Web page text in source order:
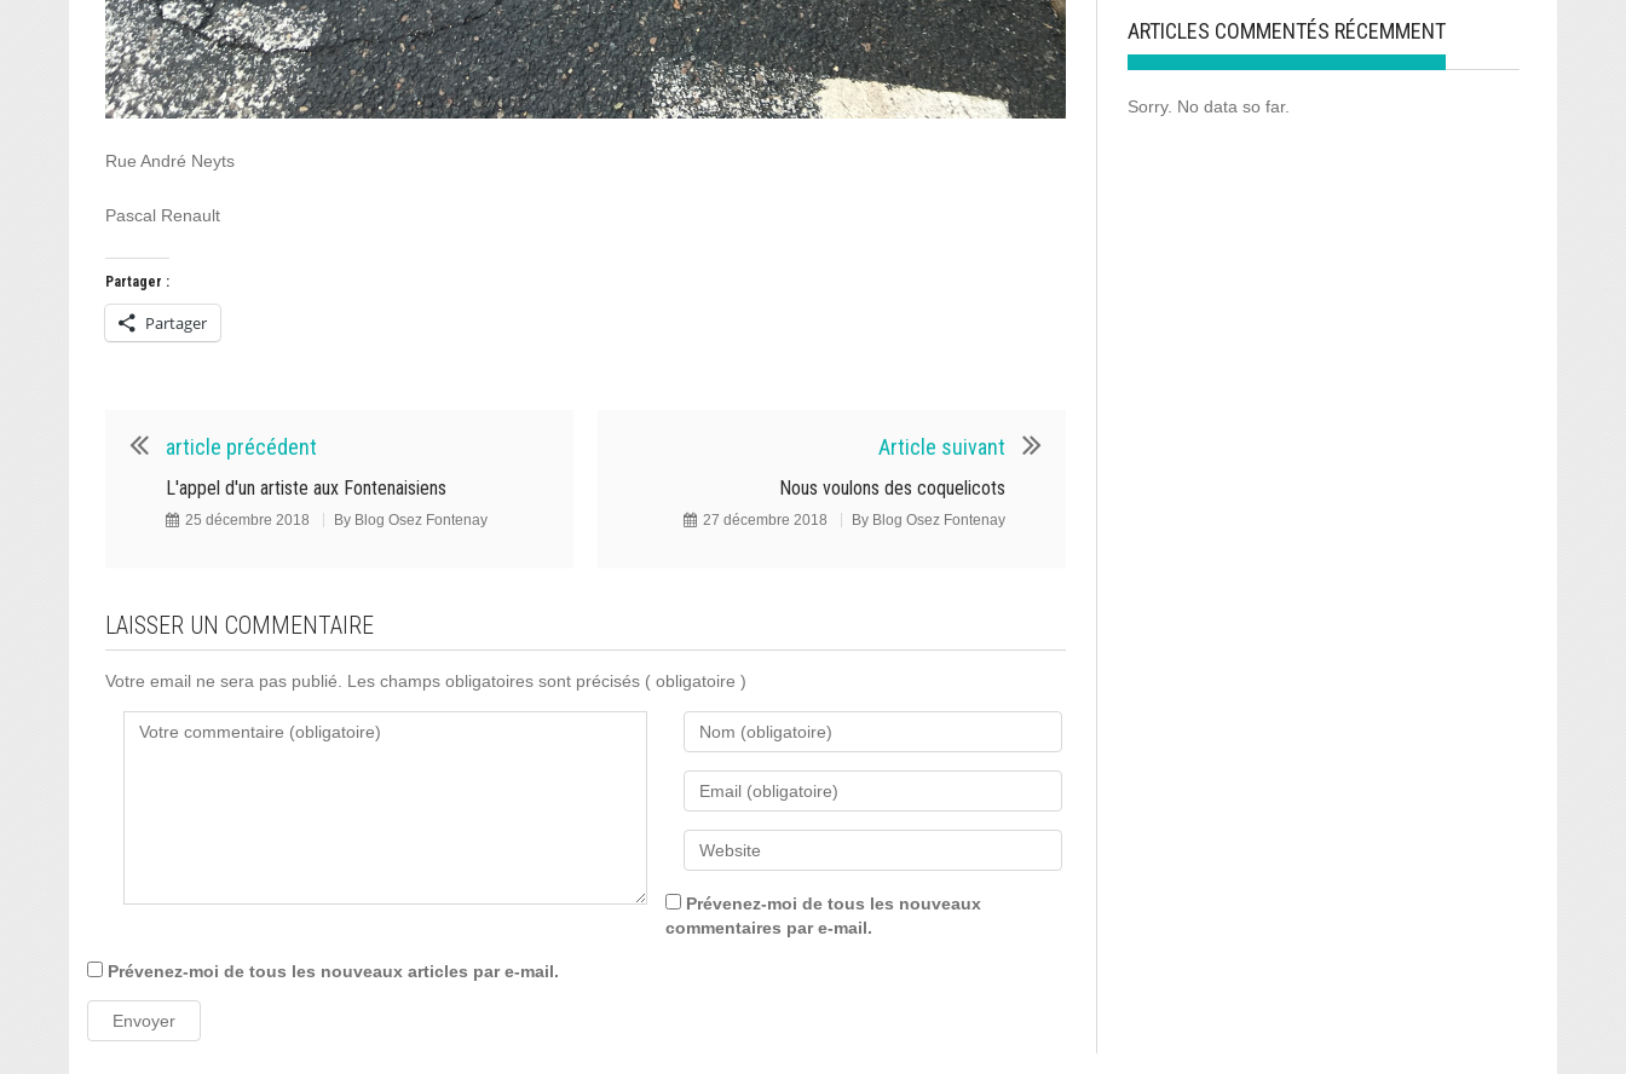
Rue André Neyts
Pascal Renault
Partager :
Partager
article précédent
L'appel d'un artiste aux Fontenaisiens
25 décembre 2018 By Blog Osez Fontenay
Article suivant
Nous voulons des coquelicots
27 décembre 2018 By Blog Osez Fontenay
LAISSER UN COMMENTAIRE
Votre email ne sera pas publié. Les champs obligatoires sont précisés ( obligatoire )
Prévenez-moi de tous les nouveaux
commentaires par e-mail.
Prévenez-moi de tous les nouveaux articles par e-mail.
ARTICLES COMMENTÉS RÉCEMMENT
Sorry. No data so far.